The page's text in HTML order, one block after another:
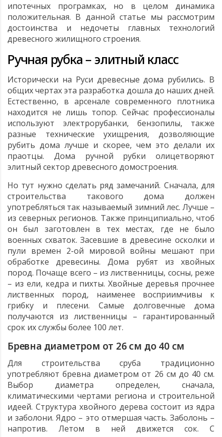
ипотечных програмках, но в целом динамика
положительная. В данной статье мы рассмотрим
достоинства и недочеты главных технологий
древесного жилищного строения.
Ручная рубка – элитный класс
Исторически на Руси древесные дома рубились. В
общих чертах эта разработка дошла до наших дней.
Естественно, в арсенале современного плотника
находится не лишь топор. Сейчас профессионалы
используют электрорубанки, бензопилы, также
разные технические ухищрения, дозволяющие
рубить дома лучше и скорее, чем это делали их
праотцы. Дома ручной рубки олицетворяют
элитный сектор древесного домостроения.
Но тут нужно сделать ряд замечаний. Сначала, для
строительства такового дома должен
употребляться так называемый зимний лес. Лучше –
из северных регионов. Также принципиально, чтоб
он был заготовлен в тех местах, где не было
военных схваток. Засевшие в древесине осколки и
пули времен 2-ой мировой войны мешают при
обработке древесины. Дома рубят из хвойных
пород. Почаще всего – из лиственницы, сосны, реже
– из ели, кедра и пихты. Хвойные деревья прочнее
лиственных пород, наименее восприимчивы к
грибку и плесени. Самые долговечные дома
получаются из лиственницы – гарантированный
срок их службы более 100 лет.
Бревна диаметром от 26 см до 40 см
Для строительства сруба традиционно
употребляют бревна диаметром от 26 см до 40 см.
Выбор диаметра определен, сначала,
климатическими чертами региона и строительной
идеей. Структура хвойного дерева состоит из ядра
и заболони. Ядро – это отмершая часть. Заболонь –
напротив. Летом в ней движется сок. С